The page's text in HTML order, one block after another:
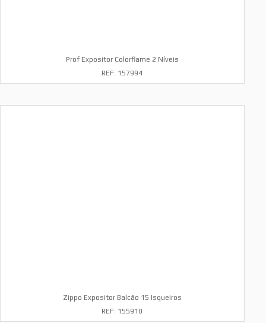
Prof Expositor Colorflame 2 Níveis
REF: 157994
Zippo Expositor Balcão 15 Isqueiros
REF: 155910